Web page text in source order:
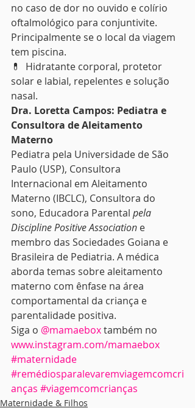
no caso de dor no ouvido e colírio
oftalmológico para conjuntivite.
Principalmente se o local da viagem
tem piscina.
💊  Hidratante corporal, protetor
solar e labial, repelentes e solução
nasal.
Dra. Loretta Campos: Pediatra e
Consultora de Aleitamento
Materno
Pediatra pela Universidade de São
Paulo (USP), Consultora
Internacional em Aleitamento
Materno (IBCLC), Consultora do
sono, Educadora Parental pela
Discipline Positive Association e
membro das Sociedades Goiana e
Brasileira de Pediatria. A médica
aborda temas sobre aleitamento
materno com ênfase na área
comportamental da criança e
parentalidade positiva.
Siga o @mamaebox também no
www.instagram.com/mamaebox
#maternidade
#remédiosparalevaremviagemcomcri
anças #viagemcomcrianças
Maternidade & Filhos